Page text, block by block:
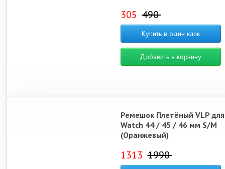
305 490
Купить в один клик
Добавить в корзину
Ремешок Плетёный VLP
Watch 44 / 45 / 46 мм S/M
(Оранжевый)
1313 1990